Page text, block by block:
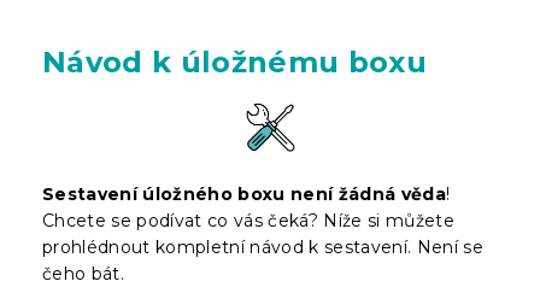
Návod k úložnému boxu
Sestavení úložného boxu není žádná věda!
Chcete se podívat co vás čeká? Níže si můžete
prohlédnout kompletní návod k sestavení. Není se
čeho bát.